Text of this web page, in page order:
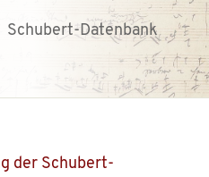
Schubert-Datenbank
der Schubert-